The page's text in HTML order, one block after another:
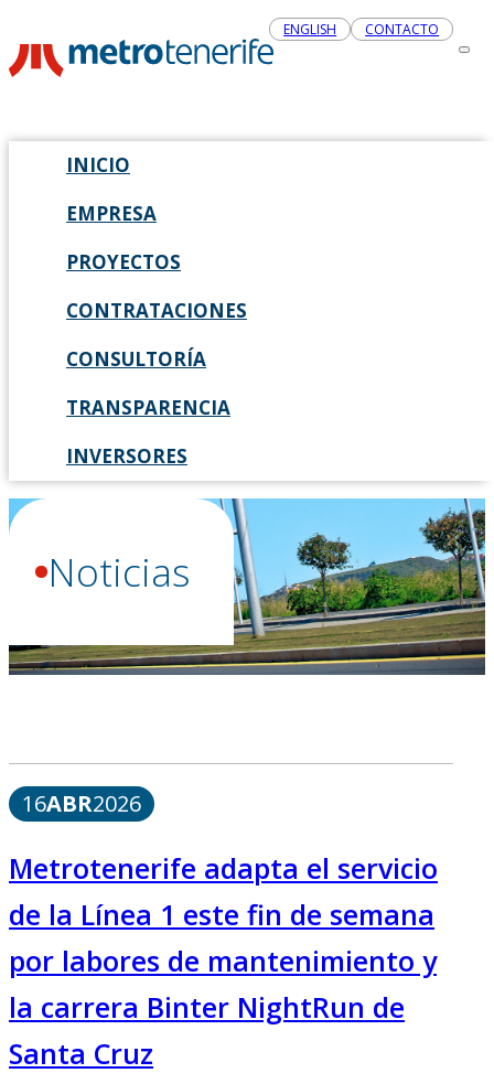
ENGLISH CONTACTO
INICIO
EMPRESA
PROYECTOS
CONTRATACIONES
CONSULTORÍA
TRANSPARENCIA
INVERSORES
Noticias
16ABR2026
Metrotenerife adapta el servicio
de la Línea 1 este fin de semana
por labores de mantenimiento y
la carrera Binter NightRun de
Santa Cruz